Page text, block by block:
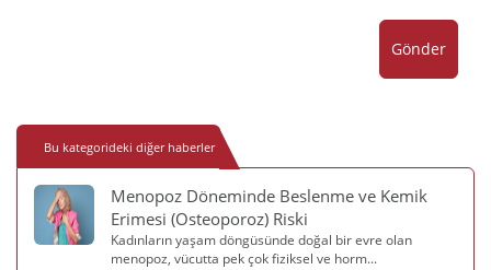
Gönder
Bu kategorideki diğer haberler
Menopoz Döneminde Beslenme ve Kemik
Erimesi (Osteoporoz) Riski
Kadınların yaşam döngüsünde doğal bir evre olan
menopoz, vücutta pek çok fiziksel ve horm...